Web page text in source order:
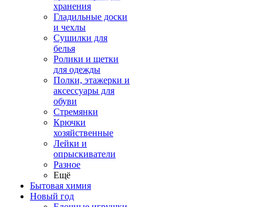
хранения
Гладильные доски
и чехлы
Сушилки для
белья
Ролики и щетки
для одежды
Полки, этажерки и
аксессуары для
обуви
Стремянки
Крючки
хозяйственные
Лейки и
опрыскиватели
Разное
Ещё
Бытовая химия
Новый год